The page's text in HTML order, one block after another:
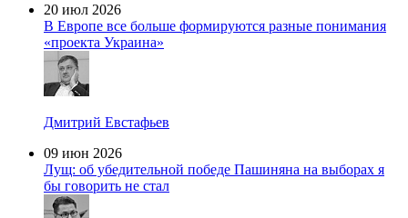
20 июл 2026
В Европе все больше формируются разные понимания
«проекта Украина»
Дмитрий Евстафьев
09 июн 2026
Лущ: об убедительной победе Пашиняна на выборах я
бы говорить не стал